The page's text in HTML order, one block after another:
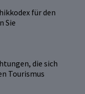
für den
Sie
die sich
Tourismus